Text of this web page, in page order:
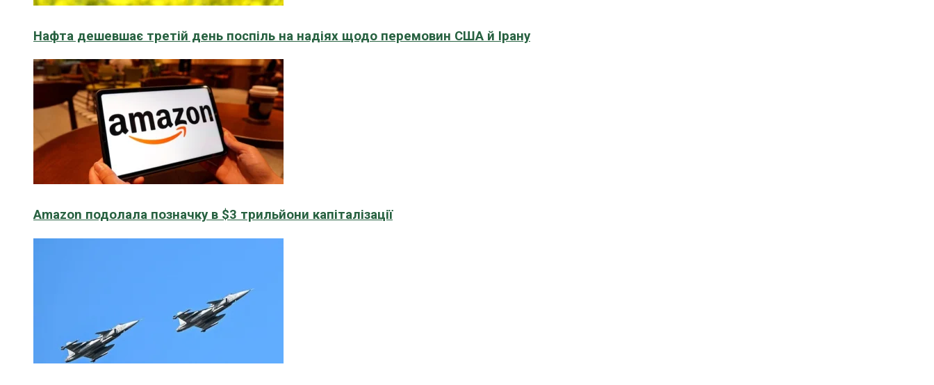
Нафта дешевшає третій день поспіль на надіях щодо перемовин США й Ірану
Amazon подолала позначку в $3 трильйони капіталізації